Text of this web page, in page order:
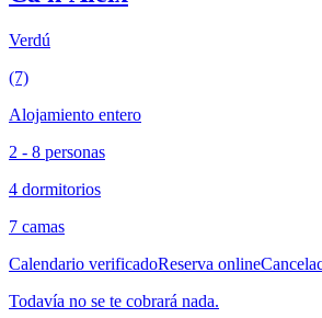
Verdú
(7)
Alojamiento entero
2 - 8 personas
4 dormitorios
7 camas
Calendario verificadoReserva online
Todavía no se te cobrará nada.